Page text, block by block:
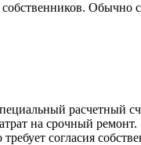
Обычно
расчетный
на срочный ремонт.
согласия